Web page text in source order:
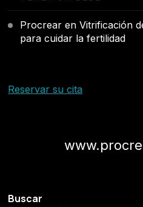
Procrear enVitrificación
para cuidar la fertilidad
Reservar su cita
Buscar